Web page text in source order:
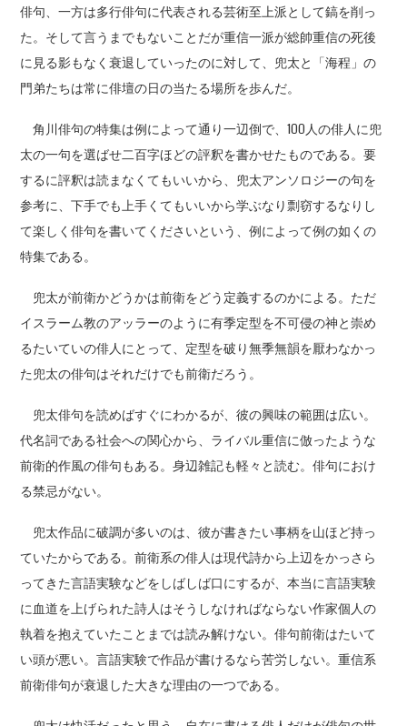
俳句、一方は多行俳句に代表される芸術至上派として鎬を削っ
た。そして言うまでもないことだが重信一派が総帥重信の死後
に見る影もなく衰退していったのに対して、兜太と「海程」の
門弟たちは常に俳壇の日の当たる場所を歩んだ。
角川俳句の特集は例によって通り一辺倒で、100人の俳人に兜
太の一句を選ばせ二百字ほどの評釈を書かせたものである。要
するに評釈は読まなくてもいいから、兜太アンソロジーの句を
参考に、下手でも上手くてもいいから学ぶなり剽窃するなりし
て楽しく俳句を書いてくださいという、例によって例の如くの
特集である。
兜太が前衛かどうかは前衛をどう定義するのかによる。ただ
イスラーム教のアッラーのように有季定型を不可侵の神と崇め
るたいていの俳人にとって、定型を破り無季無韻を厭わなかっ
た兜太の俳句はそれだけでも前衛だろう。
兜太俳句を読めばすぐにわかるが、彼の興味の範囲は広い。
代名詞である社会への関心から、ライバル重信に倣ったような
前衛的作風の俳句もある。身辺雑記も軽々と読む。俳句におけ
る禁忌がない。
兜太作品に破調が多いのは、彼が書きたい事柄を山ほど持っ
ていたからである。前衛系の俳人は現代詩から上辺をかっさら
ってきた言語実験などをしばしば口にするが、本当に言語実験
に血道を上げられた詩人はそうしなければならない作家個人の
執着を抱えていたことまでは読み解けない。俳句前衛はたいて
い頭が悪い。言語実験で作品が書けるなら苦労しない。重信系
前衛俳句が衰退した大きな理由の一つである。